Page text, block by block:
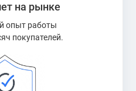
на рынке
опыт работы
покупателей.